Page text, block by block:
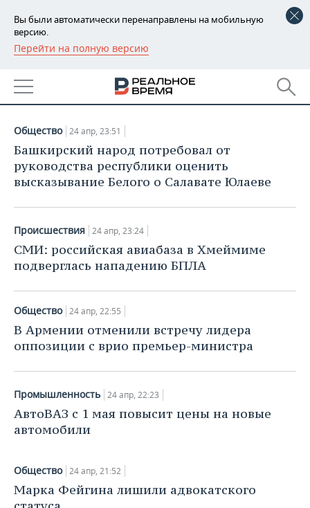
Вы были автоматически перенаправлены на мобильную
версию.
Перейти на полную версию
РЕГИОНЫ
БАШКОРТОСТАН
УДМУРТИЯ
НОВОСТИ
НОВОСТИ АНАЛИТИКИ
ДЕКЛАРАЦИИ О ДОХОДАХ
КОРОЛИ ГОСЗАКАЗА ПФО
ВУЗЫ ТАТАРСТАНА
КОМУ ПРИНАДЛЕЖАТ
ТАТАРСТАНА
ЭКОНОМИКА
НОВОСТИ ЭКОНОМИКИ
ФИНАНСЫ
БАНКИ
БЮДЖЕТ
ИНВЕСТИЦИИ
ПРОМЫШЛЕННОСТЬ
НОВОСТИ
АГРОПРОМ
НЕФТЕХИМИЯ
НЕФТЬ
ЭНЕРГЕТИКА
НЕДВИЖИМОСТЬ
НОВОСТИ НЕДВИЖИМОСТИ
НОВОСТИ АВТО
БИЗНЕС
НОВОСТИ БИЗНЕСА
РОЗНИЧНАЯ ТОРГОВЛЯ
ТРАНСПОРТ
УСЛУГИ
ТЕХНОЛОГИИ
НОВОСТИ ТЕХНОЛОГИЙ
IT
МЕДИА
ТЕЛЕКОММУНИКАЦИИ
МЕРОПРИЯТИЯ
НОВОСТИ МЕРОПРИЯТИЙ
ВЫЕЗДНАЯ РЕДАКЦИЯ
БИЗНЕС-БРАНЧИ
ONLINE-КОНФЕРЕНЦИИ
ОТКРЫТАЯ ЛЕКЦИЯ
СПОРТ
НОВОСТИ СПОРТА
ФУТБОЛ
ХОККЕЙ
БАСКЕТБОЛ
ОБЩЕСТВО
НОВОСТИ ОБЩЕСТВА
ВЛАСТЬ
ИНФРАСТРУКТУРА
ФОТОГАЛЕРЕЯ
СЮЖЕТЫ
СПРАВОЧНИК
24.04.2018
Общество 24 апр, 23:51
Башкирский народ потребовал от
руководства республики оценить
высказывание Белого о Салавате Юлаеве
Происшествия 24 апр, 23:24
СМИ: российская авиабаза в Хмеймиме
подверглась нападению БПЛА
Общество 24 апр, 22:55
В Армении отменили встречу лидера
оппозиции с врио премьер-министра
Промышленность 24 апр, 22:23
АвтоВАЗ с 1 мая повысит цены на новые
автомобили
Общество 24 апр, 21:52
Марка Фейгина лишили адвокатского